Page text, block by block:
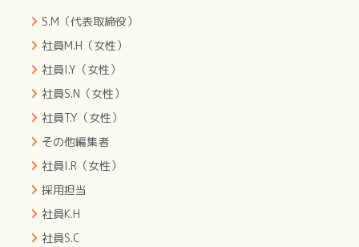
S.M（代表取締役）
社員M.H（女性）
社員I.Y（女性）
社員S.N（女性）
社員T.Y（女性）
その他編集者
社員I.R（女性）
採用担当
社員K.H
社員S.C